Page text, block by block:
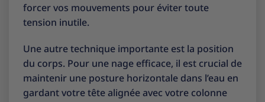
forcer vos mouvements pour éviter toute
tension inutile.
Une autre technique importante est la position
du corps. Pour une nage efficace, il est crucial de
maintenir une posture horizontale dans l’eau en
gardant votre tête alignée avec votre colonne